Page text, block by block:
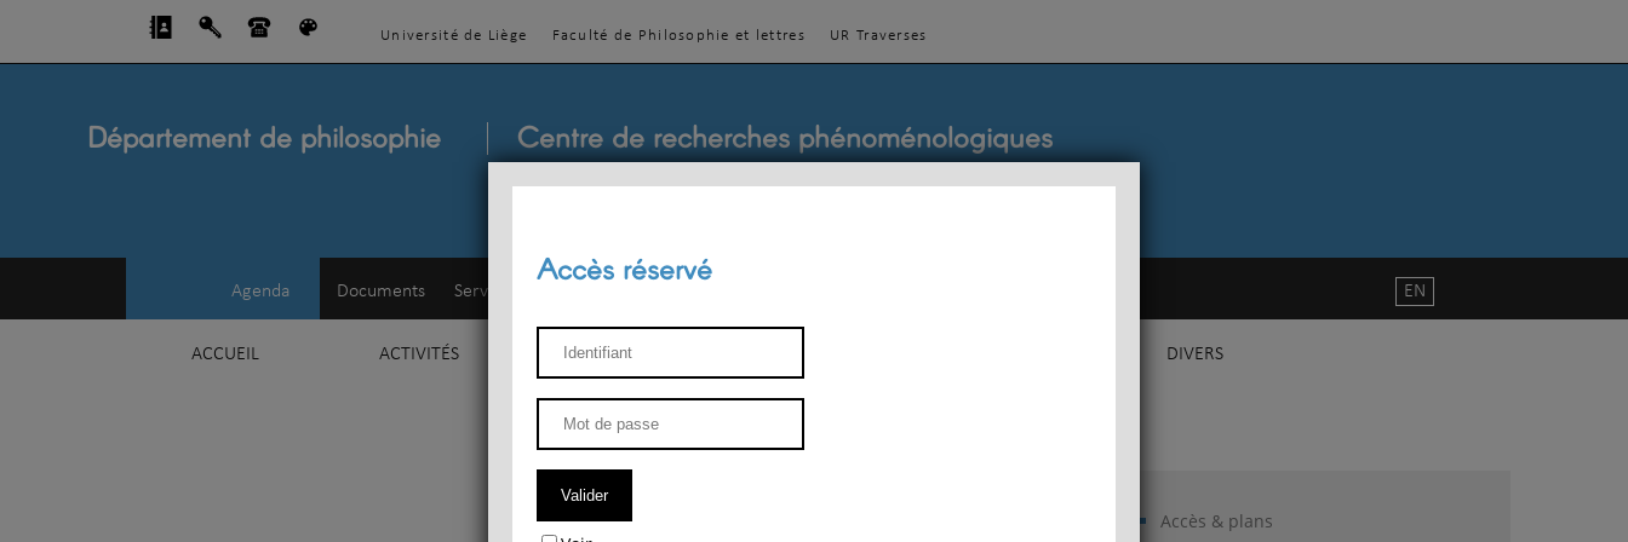
Université de Liège Faculté de Philosophie et lettres UR Traverses
Département de philosophie Centre de recherches phénoménologiques
Agenda Documents Service d'esthétique
ACCUEIL ACTIVITÉS ENSEIGNEMENT DIVERS
EN
Accès & plans
Accès réservé